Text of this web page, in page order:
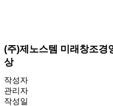
(주)제노스템 미래창조경
상
작성자
관리자
작성일